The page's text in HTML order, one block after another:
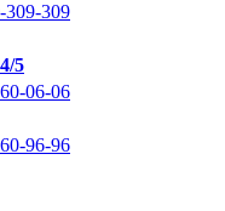
309-309
5
06-06
96-96